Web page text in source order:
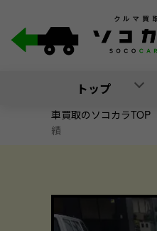
トップ
車買取のソコカラTOP
績